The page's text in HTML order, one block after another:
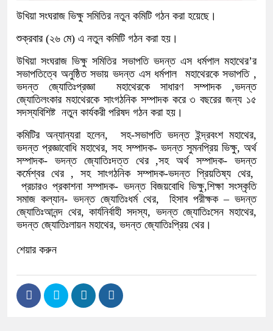
উখিয়া সংঘরাজ ভিক্ষু সমিতির নতুন কমিটি গঠন করা হয়েছে।
শুক্রবার (২৬ মে) এ নতুন কমিটি গঠন করা হয়।
উখিয়া সংঘরাজ ভিক্ষু সমিতির সভাপতি ভদন্ত এস ধর্মপাল মহাথের’র
সভাপতিত্বে অনুষ্ঠিত সভায় ভদন্ত এস ধর্মপাল মহাথেরকে সভাপতি ,
ভদন্ত জ্যোতিঃপ্রজ্ঞা মহাথেরকে সাধারণ সম্পাদক ,ভদন্ত
জ্যোতিলংকার মহাথেরকে সাংগঠনিক সম্পাদক করে ৩ বছরের জন্য ১৫
সদস্যবিশিষ্ট নতুন কার্যকরী পরিষদ গঠন করা হয়।
কমিটির অন্যান্যরা হলেন, সহ-সভাপতি ভদন্ত ইন্দ্রবংশ মহাথের,
ভদন্ত প্রজ্ঞাবোধি মহাথের, সহ সম্পাদক- ভদন্ত সুমনপ্রিয় ভিক্ষু, অর্থ
সম্পাদক- ভদন্ত জ্যোতিঃদত্ত থের ,সহ অর্থ সম্পাদক- ভদন্ত
কর্মেশ্বর থের , সহ সাংগঠনিক সম্পাদক-ভদন্ত প্রিয়তিষ্য থের,
প্রচারও প্রকাশনা সম্পাদক- ভদন্ত বিজয়বোধি ভিক্ষু,শিক্ষা সংস্কৃতি
সমাজ কল্যান- ভদন্ত জ্যোতিঃধর্ম থের, হিসাব পরীক্ষক – ভদন্ত
জ্যোতিঃআনন্দ থের, কার্যনির্বাহী সদস্য, ভদন্ত জ্যোতিঃসেন মহাথের,
ভদন্ত জ্যোতিঃলায়ন মহাথের, ভদন্ত জ্যোতিঃপ্রিয় থের।
শেয়ার করুন